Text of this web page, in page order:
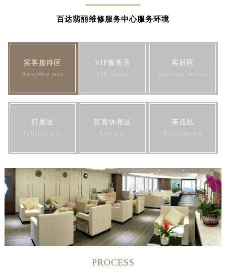
百达翡丽维修服务中心服务环境
宾客接待区
Reception area
VIP服务区
VIP service
客服区
Customer service
打磨区
Polished area
宾客休息区
Rest area
茶点区
Refreshments
PROCESS